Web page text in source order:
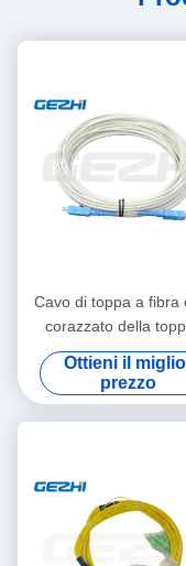
Cavo di toppa a fibra
corazzato della
singolo modo di serie
del cavo
Ottieni il
prezzo